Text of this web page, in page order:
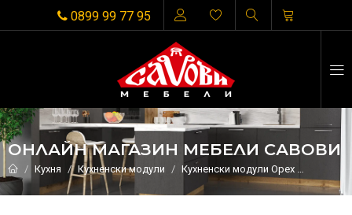
0899 99 77 95
ОНЛАЙН МАГАЗИН МЕБЕЛИ САВОВИ
Кухня Кухненски модули Кухненски модули Орех Модул